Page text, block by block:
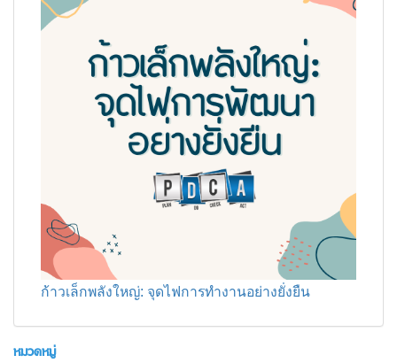
ก้าวเล็กพลังใหญ่: จุดไฟการทำงานอย่างยั่งยืน
หมวดหมู่